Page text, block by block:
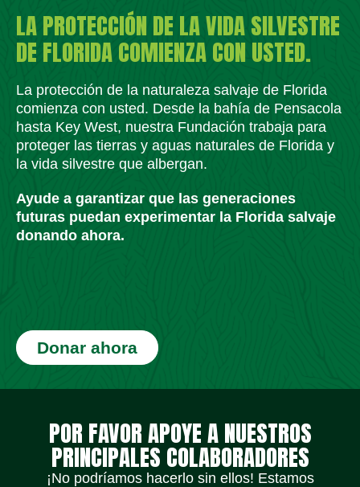
LA PROTECCIÓN DE LA VIDA SILVESTRE
DE FLORIDA COMIENZA CON USTED.
La protección de la naturaleza salvaje de Florida
comienza con usted. Desde la bahía de Pensacola
hasta Key West, nuestra Fundación trabaja para
proteger las tierras y aguas naturales de Florida y
la vida silvestre que albergan.
Ayude a garantizar que las generaciones
futuras puedan experimentar la Florida salvaje
donando ahora.
Donar ahora
POR FAVOR APOYE A NUESTROS
PRINCIPALES COLABORADORES
¡No podríamos hacerlo sin ellos! Estamos
Iconos de redes socialesIconos de redes socialesIconos de redes socialesIconos de redes socialesIconos de redes socialesIconos de redes sociales